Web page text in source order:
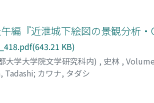
Since then, academic
review advances in research
within and beyond Japan,
new insights. In recent years,
of assignment documents has
published Ming-period
the Ministry of Work, which was
編『近泄城下絵図の景観分析・
KB)
大学大学院文学研究科内) , 史林 ,
Tadashi; カワナ, タダシ